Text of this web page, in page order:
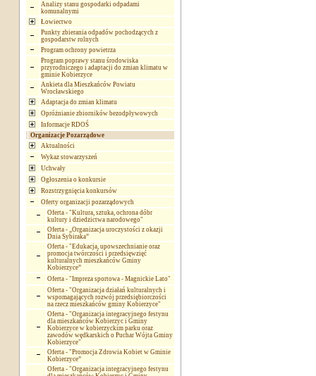
Analizy stanu gospodarki odpadami
komunalnymi
Łowiectwo
Punkty zbierania odpadów pochodzących z
gospodarstw rolnych
Program ochrony powietrza
Program poprawy stanu środowiska
przyrodniczego i adaptacji do zmian klimatu w
gminie Kobierzyce
Ankieta dla Mieszkańców Powiatu
Wrocławskiego
Adaptacja do zmian klimatu
Opróżnianie zbiorników bezodpływowych
Informacje RDOŚ
Organizacje Pozarządowe
Aktualności
Wykaz stowarzyszeń
Uchwały
Ogłoszenia o konkursie
Rozstrzygnięcia konkursów
Oferty organizacji pozarządowych
Oferta - "Kultura, sztuka, ochrona dóbr
kultury i dziedzictwa narodowego"
Oferta - „Organizacja uroczystości z okazji
Dnia Sybiraka”
Oferta - "Edukacja, upowszechnianie oraz
promocja twórczości i przedsięwzięć
kulturalnych mieszkańców Gminy
Kobierzyce”
Oferta - "Impreza sportowa - Magnickie Lato"
Oferta - "Organizacja działań kulturalnych i
wspomagających rozwój przedsiębiorczości
na rzecz mieszkańców gminy Kobierzyce"
Oferta - "Organizacja integracyjnego festynu
dla mieszkańców Kobierzyc i Gminy
Kobierzyce w kobierzyckim parku oraz
zawodów wędkarskich o Puchar Wójta Gminy
Kobierzyce"
Oferta - "Promocja Zdrowia Kobiet w Gminie
Kobierzyce”
Oferta - "Organizacja integracyjnego festynu